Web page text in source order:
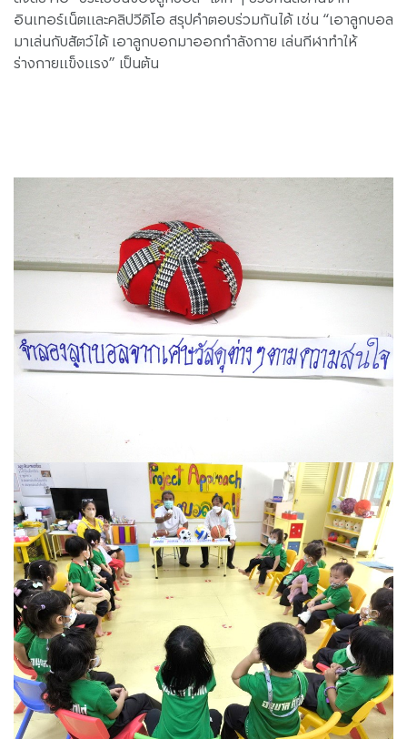
อินเทอร์เน็ตและคลิปวีดิโอ สรุปคำตอบร่วมกันได้ เช่น “เอาลูกบอล
มาเล่นกับสัตว์ได้ เอาลูกบอกมาออกกำลังกาย เล่นกีฬาทำให้
ร่างกายแข็งแรง” เป็นต้น